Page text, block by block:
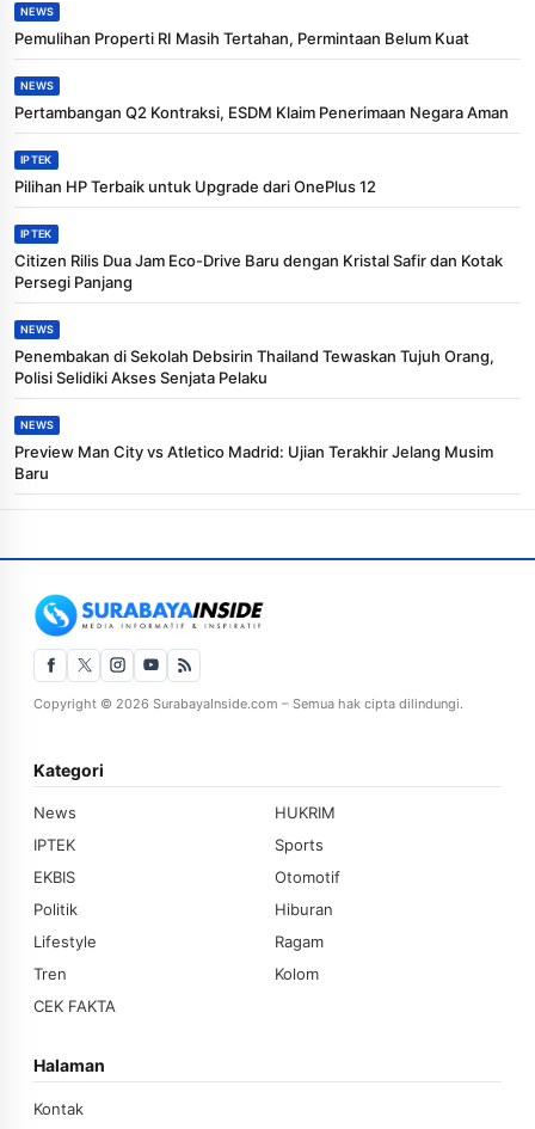
NEWS
Pemulihan Properti RI Masih Tertahan, Permintaan Belum Kuat
NEWS
Pertambangan Q2 Kontraksi, ESDM Klaim Penerimaan Negara Aman
IPTEK
Pilihan HP Terbaik untuk Upgrade dari OnePlus 12
IPTEK
Citizen Rilis Dua Jam Eco-Drive Baru dengan Kristal Safir dan Kotak
Persegi Panjang
NEWS
Penembakan di Sekolah Debsirin Thailand Tewaskan Tujuh Orang,
Polisi Selidiki Akses Senjata Pelaku
NEWS
Preview Man City vs Atletico Madrid: Ujian Terakhir Jelang Musim
Baru
Copyright © 2026 SurabayaInside.com – Semua hak cipta dilindungi.
Kategori
News
HUKRIM
IPTEK
Sports
EKBIS
Otomotif
Politik
Hiburan
Lifestyle
Ragam
Tren
Kolom
CEK FAKTA
Halaman
Kontak